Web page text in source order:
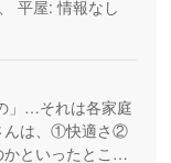
平屋: 情報なし
」…それは各家庭
んは、①快適さ②
といったところ